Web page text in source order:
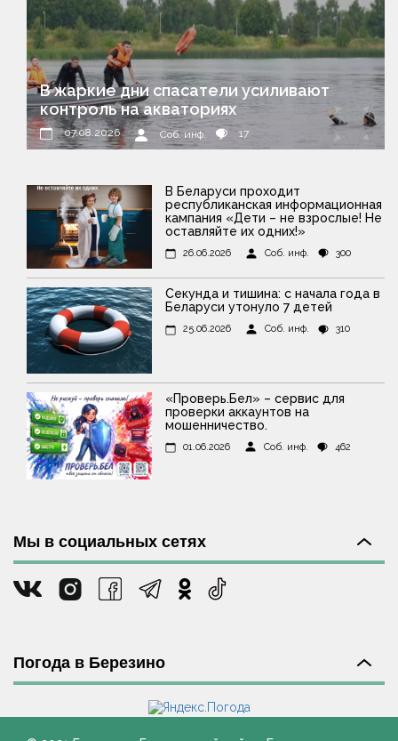
В жаркие дни спасатели усиливают
контроль на акваториях
07.08.2026 Соб. инф. 17
В Беларуси проходит
республиканская информационная
кампания «Дети – не взрослые! Не
оставляйте их одних!»
26.06.2026 Соб. инф. 300
Секунда и тишина: с начала года в
Беларуси утонуло 7 детей
25.06.2026 Соб. инф. 310
«Проверь.Бел» – сервис для
проверки аккаунтов на
мошенничество.
01.06.2026 Соб. инф. 462
Мы в социальных сетях
Погода в Березино